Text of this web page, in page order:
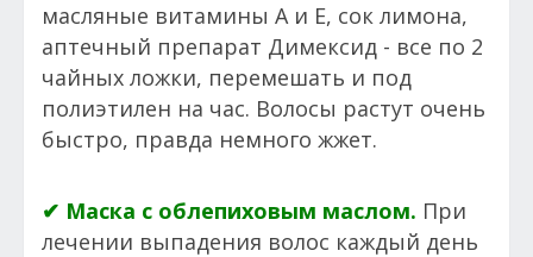
масляные витамины А и Е, сок лимона,
аптечный препарат Димексид - все по 2
чайных ложки, перемешать и под
полиэтилен на час. Волосы растут очень
быстро, правда немного жжет.
✔ Маска с облепиховым маслом. При
лечении выпадения волос каждый день